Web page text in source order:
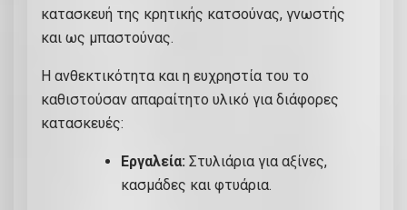
κατασκευή της κρητικής κατσούνας, γνωστής
και ως μπαστούνας.
Η ανθεκτικότητα και η ευχρηστία του το
καθιστούσαν απαραίτητο υλικό για διάφορες
κατασκευές:
Εργαλεία: Στυλιάρια για αξίνες,
κασμάδες και φτυάρια.